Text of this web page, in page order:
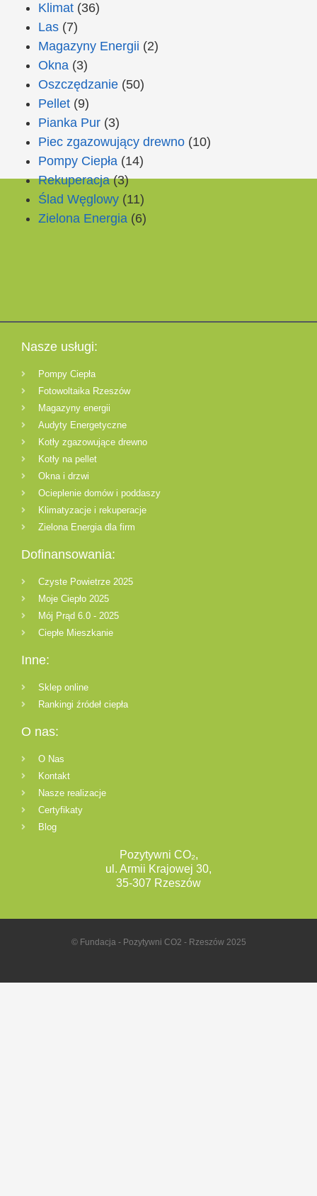
Klimat (36)
Las (7)
Magazyny Energii (2)
Okna (3)
Oszczędzanie (50)
Pellet (9)
Pianka Pur (3)
Piec zgazowujący drewno (10)
Pompy Ciepła (14)
Rekuperacja(3)
Ślad Węglowy (11)
Zielona Energia (6)
Nasze usługi:
Pompy Ciepła
Fotowoltaika Rzeszów
Magazyny energii
Audyty Energetyczne
Kotły zgazowujące drewno
Kotły na pellet
Okna i drzwi
Ocieplenie domów i poddaszy
Klimatyzacje i rekuperacje
Zielona Energia dla firm
Dofinansowania:
Czyste Powietrze 2025
Moje Ciepło 2025
Mój Prąd 6.0 - 2025
Ciepłe Mieszkanie
Inne:
Sklep online
Rankingi źródeł ciepła
O nas:
O Nas
Kontakt
Nasze realizacje
Certyfikaty
Blog
Pozytywni CO₂,
ul. Armii Krajowej 30,
35-307 Rzeszów
© Fundacja - Pozytywni CO2 - Rzeszów 2025